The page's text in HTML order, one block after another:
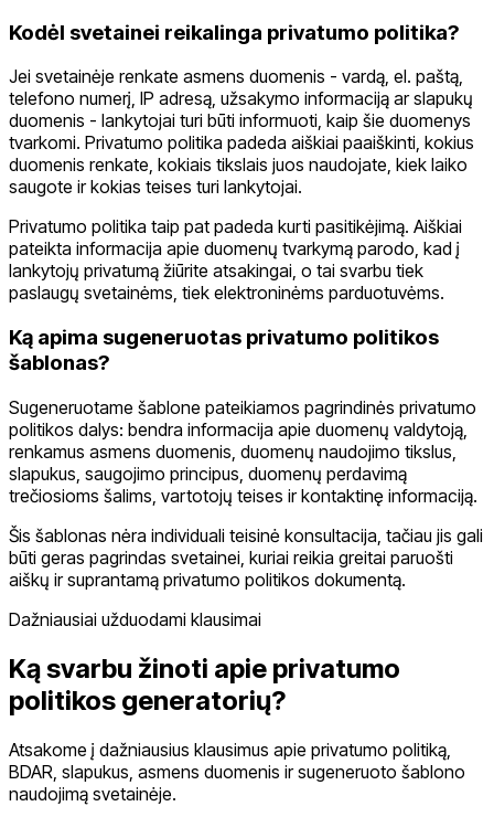
Kodėl svetainei reikalinga privatumo politika?
Jei svetainėje renkate asmens duomenis - vardą, el. paštą,
telefono numerį, IP adresą, užsakymo informaciją ar slapukų
duomenis - lankytojai turi būti informuoti, kaip šie duomenys
tvarkomi. Privatumo politika padeda aiškiai paaiškinti, kokius
duomenis renkate, kokiais tikslais juos naudojate, kiek laiko
saugote ir kokias teises turi lankytojai.
Privatumo politika taip pat padeda kurti pasitikėjimą. Aiškiai
pateikta informacija apie duomenų tvarkymą parodo, kad į
lankytojų privatumą žiūrite atsakingai, o tai svarbu tiek
paslaugų svetainėms, tiek elektroninėms parduotuvėms.
Ką apima sugeneruotas privatumo politikos
šablonas?
Sugeneruotame šablone pateikiamos pagrindinės privatumo
politikos dalys: bendra informacija apie duomenų valdytoją,
renkamus asmens duomenis, duomenų naudojimo tikslus,
slapukus, saugojimo principus, duomenų perdavimą
trečiosioms šalims, vartotojų teises ir kontaktinę informaciją.
Šis šablonas nėra individuali teisinė konsultacija, tačiau jis gali
būti geras pagrindas svetainei, kuriai reikia greitai paruošti
aiškų ir suprantamą privatumo politikos dokumentą.
Dažniausiai užduodami klausimai
Ką svarbu žinoti apie privatumo
politikos generatorių?
Atsakome į dažniausius klausimus apie privatumo politiką,
BDAR, slapukus, asmens duomenis ir sugeneruoto šablono
naudojimą svetainėje.